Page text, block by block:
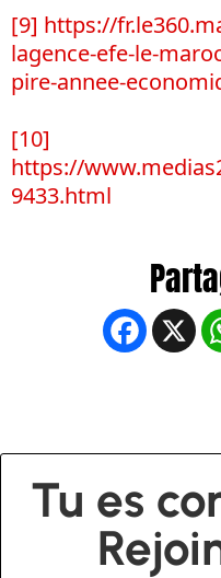
[9] https://
lagence-efe-le-
pire-annee-
[10]
https://
9433.html
Tu es